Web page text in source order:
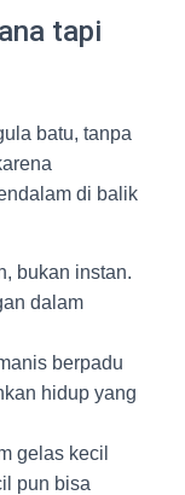
tapi
batu, tanpa
di balik
bukan instan.
dalam
berpadu
hidup yang
gelas kecil
pun bisa